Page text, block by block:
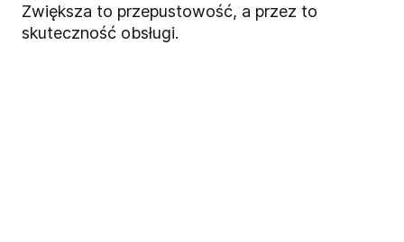
Zwiększa to przepustowość, a przez to
skuteczność obsługi.